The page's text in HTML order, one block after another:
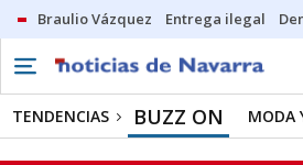
Braulio Vázquez Entrega ilegal
TENDENCIAS BUZZ ON MODA